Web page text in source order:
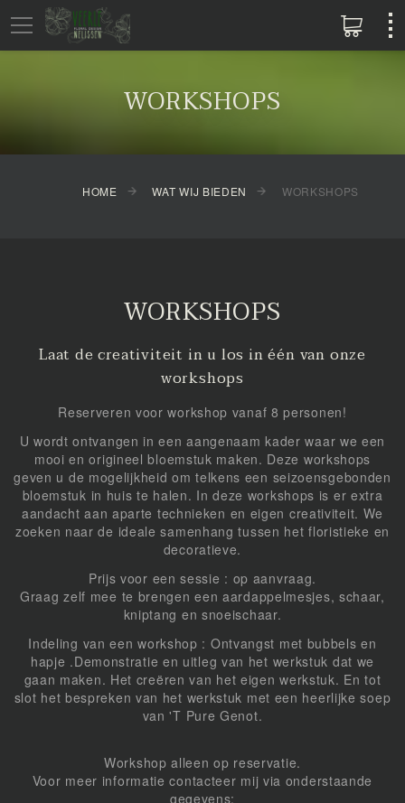
WORKSHOPS
HOME WAT WIJ BIEDEN WORKSHOPS
WORKSHOPS
Laat de creativiteit in u los in één van onze
workshops
Reserveren voor workshop vanaf 8 personen!
U wordt ontvangen in een aangenaam kader waar we een
mooi en origineel bloemstuk maken. Deze workshops
geven u de mogelijkheid om telkens een seizoensgebonden
bloemstuk in huis te halen. In deze workshops is er extra
aandacht aan aparte technieken en eigen creativiteit. We
zoeken naar de ideale samenhang tussen het floristieke en
decoratieve.
Prijs voor een sessie : op aanvraag.
Graag zelf mee te brengen een aardappelmesjes, schaar,
kniptang en snoeischaar.
Indeling van een workshop : Ontvangst met bubbels en
hapje .Demonstratie en uitleg van het werkstuk dat we
gaan maken. Het creëren van het eigen werkstuk. En tot
slot het bespreken van het werkstuk met een heerlijke soep
van 'T Pure Genot.
Workshop alleen op reservatie.
Voor meer informatie contacteer mij via onderstaande
gegevens: